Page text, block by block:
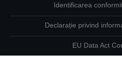
Identificarea
Declarație privind
EU Data Act